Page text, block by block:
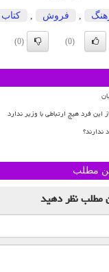
فروش كتاب
(0)
(0)
فرد هیچ ارتباطی با وزیر ندارد
ندارند؟
مطلب
مطلبنظر دهید